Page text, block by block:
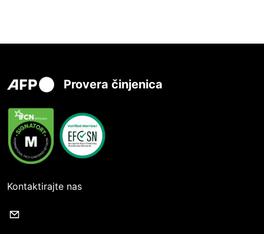
Provera činjenica
Kontaktirajte nas